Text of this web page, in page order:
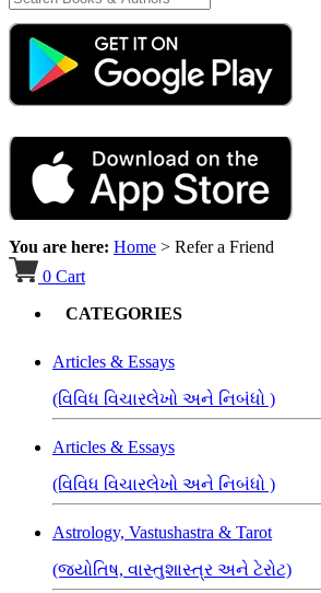
You are here: Home > Refer a Friend
0 Cart
CATEGORIES
Articles & Essays
(વિવિધ વિચારલેખો અને નિબંધો )
Articles & Essays
(વિવિધ વિચારલેખો અને નિબંધો )
Astrology, Vastushastra & Tarot
(જ્યોતિષ, વાસ્તુશાસ્ત્ર અને ટેરોટ)